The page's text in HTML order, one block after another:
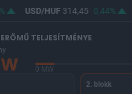
USD/HUF314,45 0,44%
TELJESÍTMÉNYE
0 MW
2. blokk